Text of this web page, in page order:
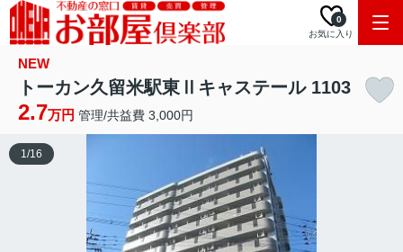
お気に入り
0
NEW
トーカン久留米駅東Ⅱキャステール 1103
2.7万円 管理/共益費 3,000円
1/16